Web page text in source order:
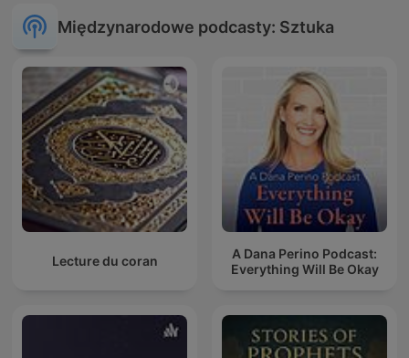
Międzynarodowe podcasty: Sztuka
Lecture du coran
A Dana Perino Podcast:
Everything Will Be Okay